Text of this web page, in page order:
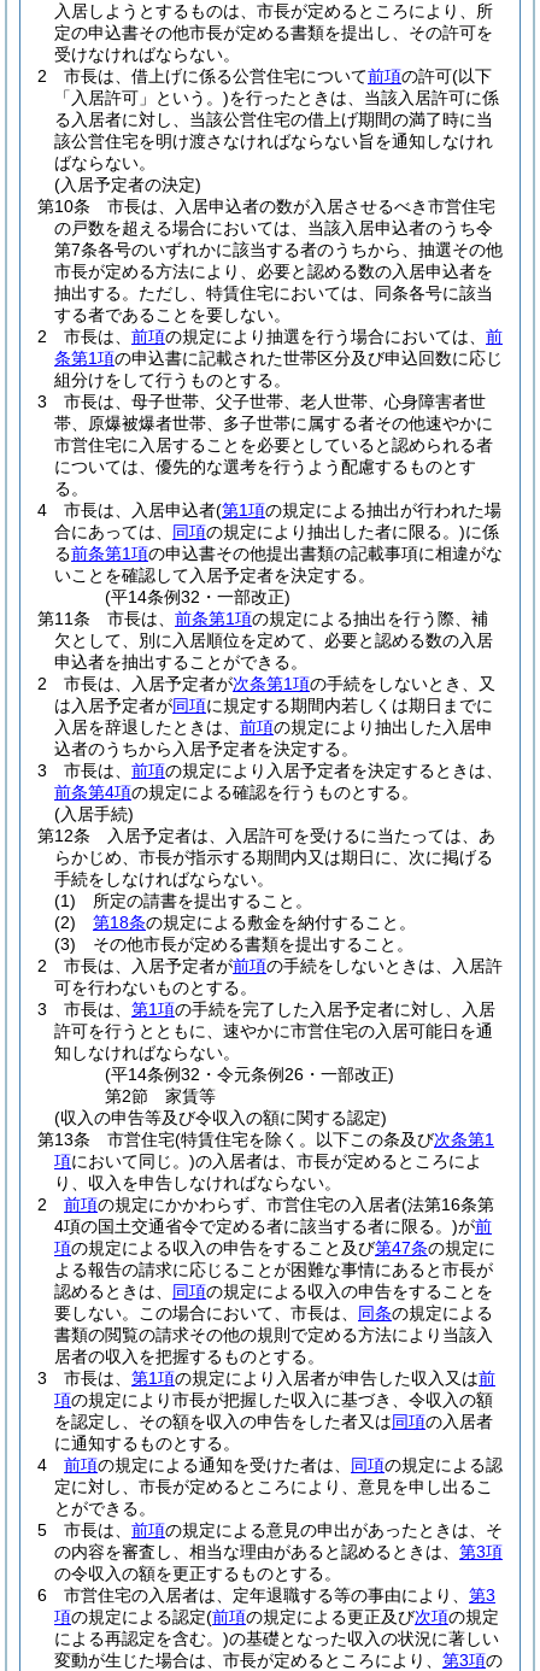
入居しようとするものは、市長が定めるところにより、所
定の申込書その他市長が定める書類を提出し、その許可を
受けなければならない。
2
市長は、借上げに係る公営住宅について前項の許可(以下
「入居許可」という。)を行ったときは、当該入居許可に係
る入居者に対し、当該公営住宅の借上げ期間の満了時に当
該公営住宅を明け渡さなければならない旨を通知しなけれ
ばならない。
(入居予定者の決定)
第10条
市長は、入居申込者の数が入居させるべき市営住宅
の戸数を超える場合においては、当該入居申込者のうち令
第7条各号のいずれかに該当する者のうちから、抽選その他
市長が定める方法により、必要と認める数の入居申込者を
抽出する。 ただし、特賃住宅においては、同条各号に該当
する者であることを要しない。
2
市長は、 前項の規定により抽選を行う場合においては、 前
条第1項の申込書に記載された世帯区分及び申込回数に応じ
組分けをして行うものとする。
3
市長は、母子世帯、父子世帯、老人世帯、心身障害者世
帯、原爆被爆者世帯、多子世帯に属する者その他速やかに
市営住宅に入居することを必要としていると認められる者
については、優先的な選考を行うよう配慮するものとす
る。
4
市長は、入居申込者(第1項の規定による抽出が行われた場
合にあっては、 同項の規定により抽出した者に限る。)に係
る前条第1項の申込書その他提出書類の記載事項に相違がな
いことを確認して入居予定者を決定する。
(平14条例32・一部改正)
第11条
市長は、 前条第1項の規定による抽出を行う際、補
欠として、別に入居順位を定めて、必要と認める数の入居
申込者を抽出することができる。
2
市長は、入居予定者が次条第1項の手続をしないとき、又
は入居予定者が同項に規定する期間内若しくは期日までに
入居を辞退したときは、 前項の規定により抽出した入居申
込者のうちから入居予定者を決定する。
3
市長は、 前項の規定により入居予定者を決定するときは、
前条第4項の規定による確認を行うものとする。
(入居手続)
第12条
入居予定者は、入居許可を受けるに当たっては、あ
らかじめ、市長が指示する期間内又は期日に、次に掲げる
手続をしなければならない。
(1)
所定の請書を提出すること。
(2)
第18条の規定による敷金を納付すること。
(3)
その他市長が定める書類を提出すること。
2
市長は、入居予定者が前項の手続をしないときは、入居許
可を行わないものとする。
3
市長は、 第1項の手続を完了した入居予定者に対し、入居
許可を行うとともに、速やかに市営住宅の入居可能日を通
知しなければならない。
(平14条例32・令元条例26・一部改正)
第2節
家賃等
(収入の申告等及び令収入の額に関する認定)
第13条
市営住宅(特賃住宅を除く。以下この条及び次条第1
項において同じ。)の入居者は、市長が定めるところによ
り、収入を申告しなければならない。
2
前項の規定にかかわらず、市営住宅の入居者(法第16条第
4項の国土交通省令で定める者に該当する者に限る。)が前
項の規定による収入の申告をすること及び第47条の規定に
よる報告の請求に応じることが困難な事情にあると市長が
認めるときは、 同項の規定による収入の申告をすることを
要しない。
この場合において、市長は、 同条の規定による
書類の閲覧の請求その他の規則で定める方法により当該入
居者の収入を把握するものとする。
3
市長は、 第1項の規定により入居者が申告した収入又は前
項の規定により市長が把握した収入に基づき、令収入の額
を認定し、その額を収入の申告をした者又は同項の入居者
に通知するものとする。
4
前項の規定による通知を受けた者は、 同項の規定による認
定に対し、市長が定めるところにより、意見を申し出るこ
とができる。
5
市長は、 前項の規定による意見の申出があったときは、そ
の内容を審査し、相当な理由があると認めるときは、 第3項
の令収入の額を更正するものとする。
6
市営住宅の入居者は、定年退職する等の事由により、 第3
項の規定による認定(前項の規定による更正及び次項の規定
による再認定を含む。)の基礎となった収入の状況に著しい
変動が生じた場合は、市長が定めるところにより、 第3項の